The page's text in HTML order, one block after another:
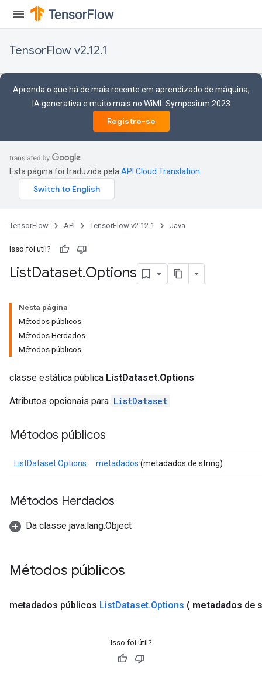
TensorFlow v2.12.1
Aprenda o que há de mais recente em aprendizado de máquina,
IA generativa e muito mais no WiML Symposium 2023
Registre-se
Esta página foi traduzida pela API Cloud Translation
TensorFlow API TensorFlow v2.12.1 Java
Isso foi útil?
ListDataset.Options
Nesta página
Métodos públicos
Métodos Herdados
Métodos públicos
classe estática pública ListDataset.Options
Atributos opcionais para ListDataset
Métodos públicos
ListDataset.Options metadados (metadados de string)
Métodos Herdados
Da classe java.lang.Object
Métodos públicos
metadados públicos ListDataset.Options ( metadados de
Isso foi útil?